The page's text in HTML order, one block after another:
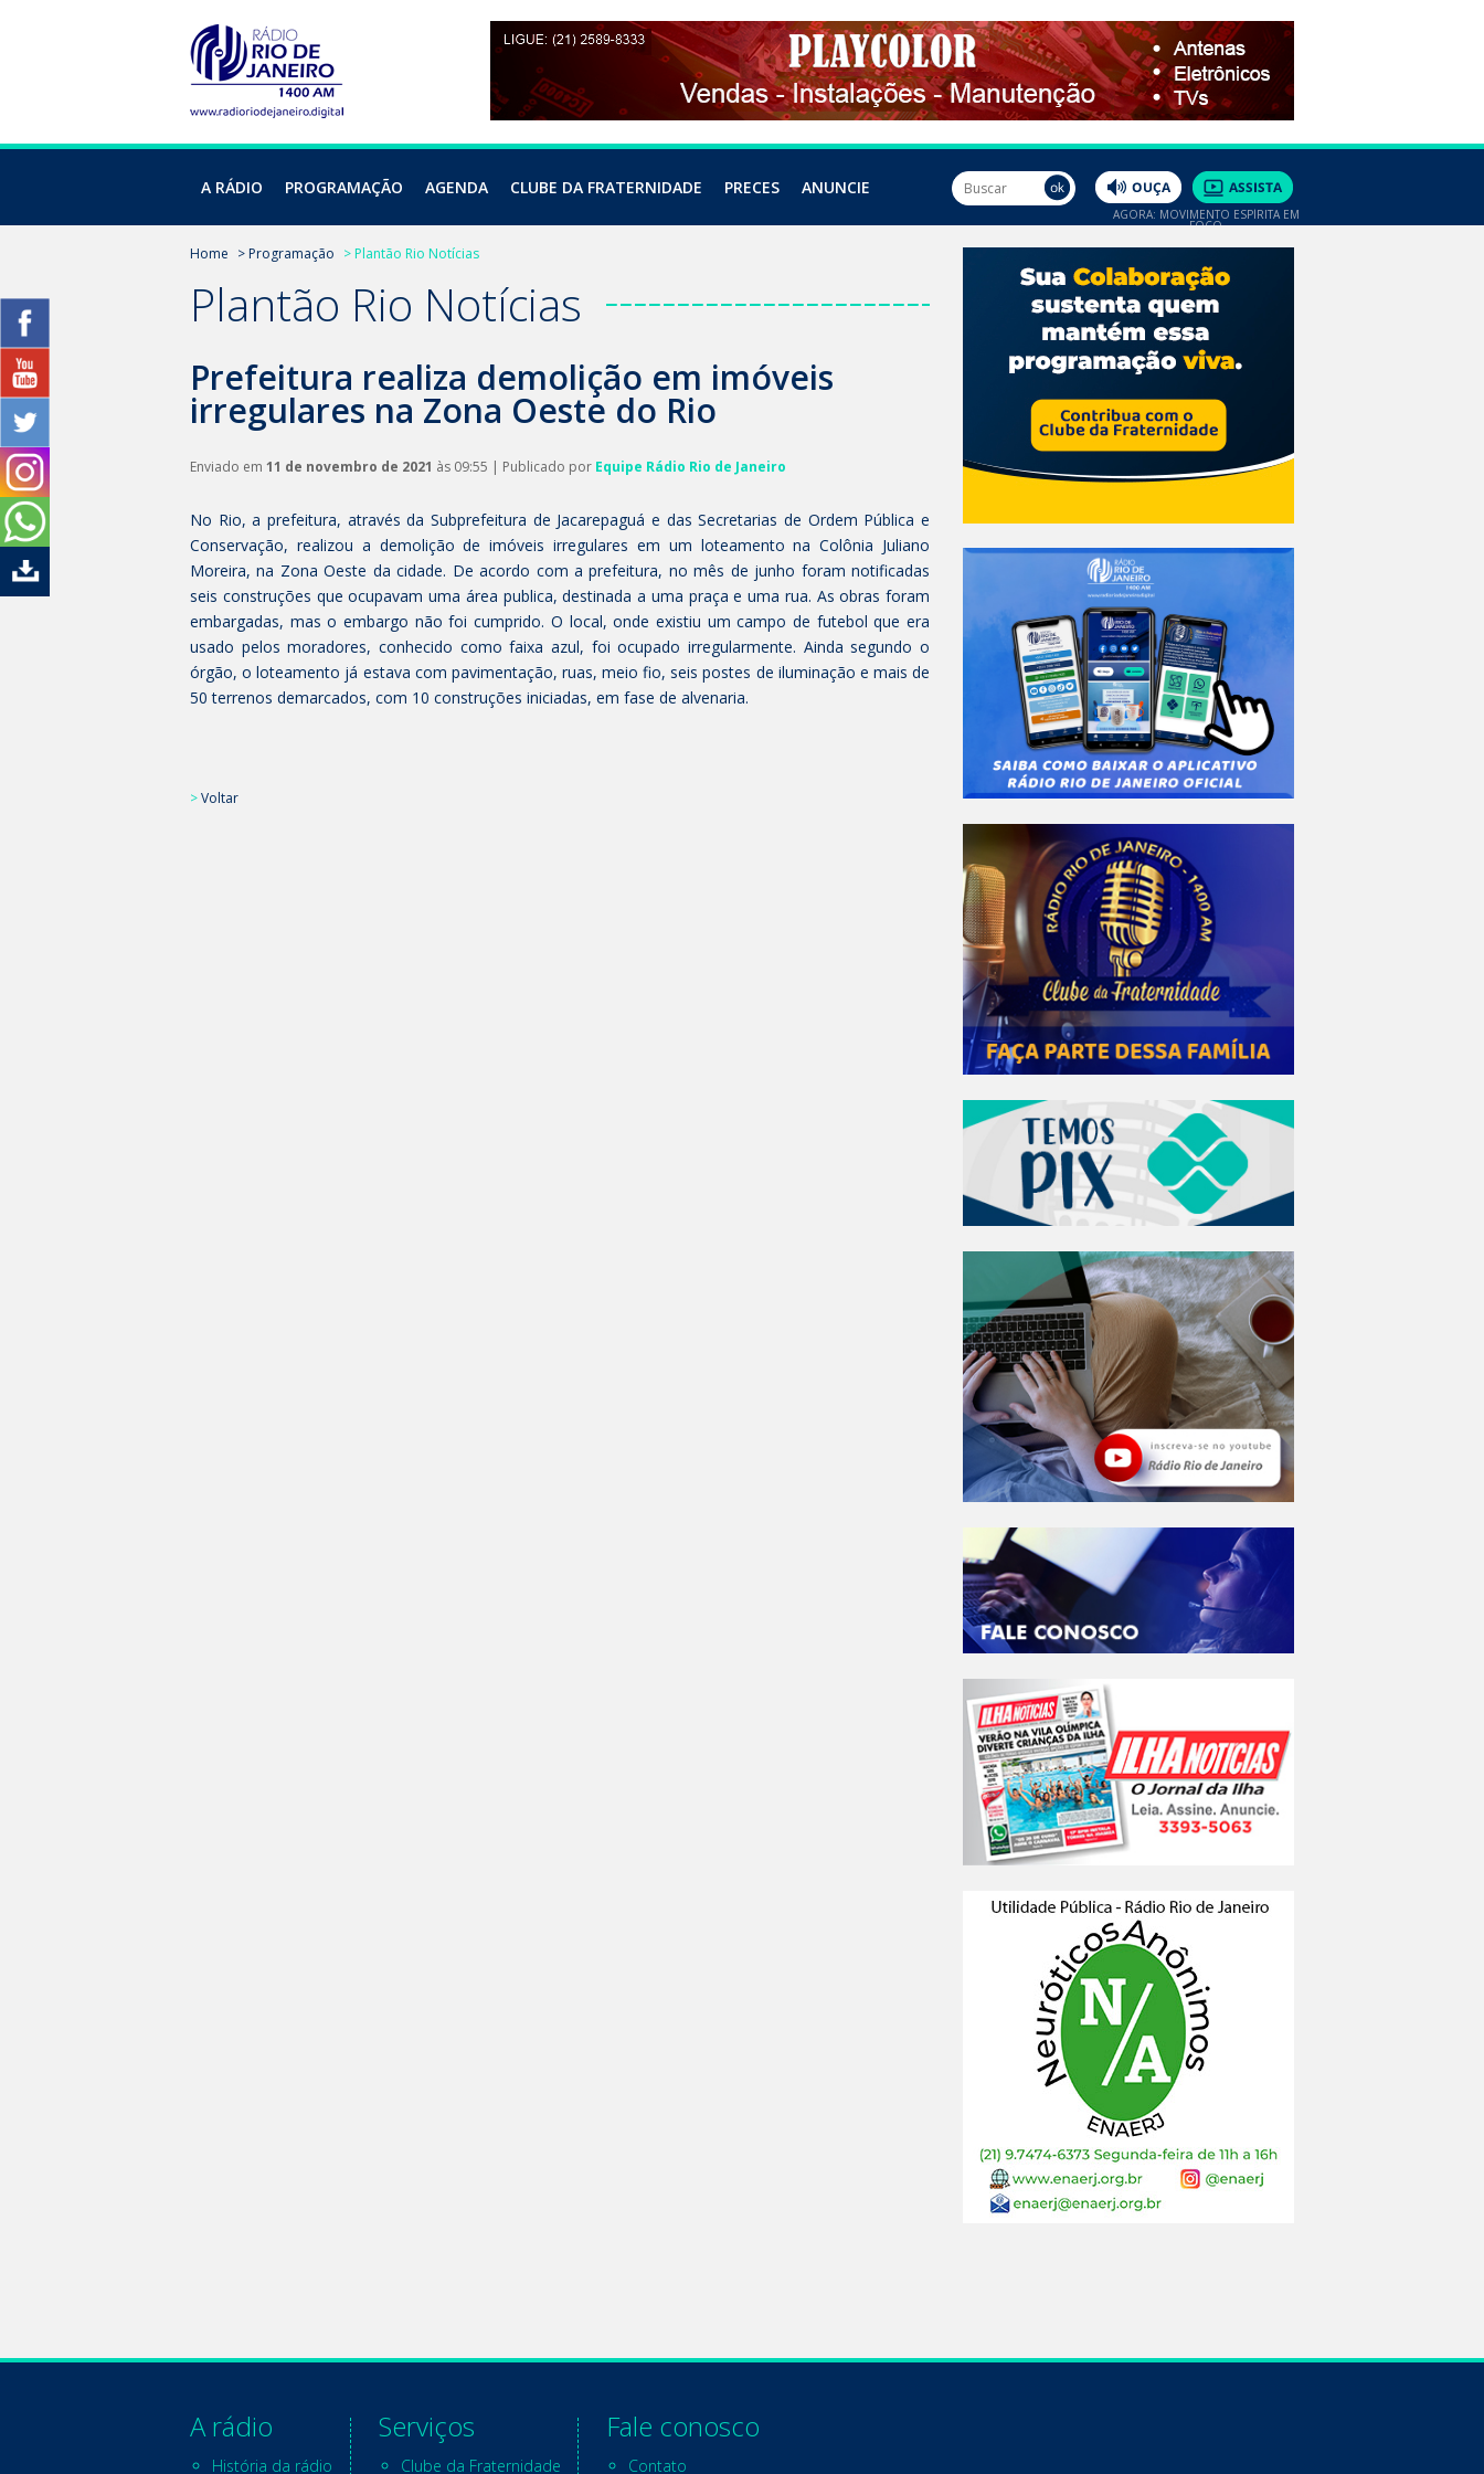
A RÁDIO PROGRAMAÇÃO AGENDA CLUBE DA FRATERNIDADE PRECES ANUNCIE
AGORA: MOVIMENTO ESPÍRITA EM
FOCO
Home > Programação > Plantão Rio Notícias
Plantão Rio Notícias
Prefeitura realiza demolição em imóveis
irregulares na Zona Oeste do Rio
Enviado em 11 de novembro de 2021 às 09:55 | Publicado por Equipe Rádio Rio de Janeiro
No Rio, a prefeitura, através da Subprefeitura de Jacarepaguá e das Secretarias de Ordem Pública e
Conservação, realizou a demolição de imóveis irregulares em um loteamento na Colônia Juliano
Moreira, na Zona Oeste da cidade. De acordo com a prefeitura, no mês de junho foram notificadas
seis construções que ocupavam uma área publica, destinada a uma praça e uma rua. As obras foram
embargadas, mas o embargo não foi cumprido. O local, onde existiu um campo de futebol que era
usado pelos moradores, conhecido como faixa azul, foi ocupado irregularmente. Ainda segundo o
órgão, o loteamento já estava com pavimentação, ruas, meio fio, seis postes de iluminação e mais de
50 terrenos demarcados, com 10 construções iniciadas, em fase de alvenaria.
>Voltar
A rádio
História da rádio
Serviços
Clube da Fraternidade
Fale conosco
Contato